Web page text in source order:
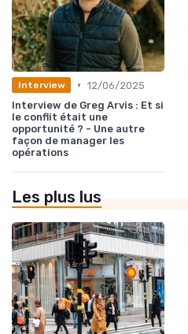
Interview • 12/06/2025
Interview de Greg Arvis : Et si
le conflit était une
opportunité ? - Une autre
façon de manager les
opérations
Les plus lus